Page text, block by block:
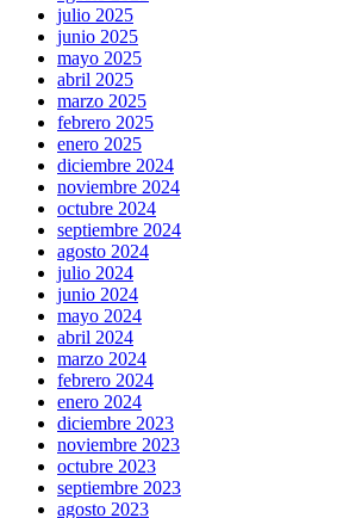
julio 2025
junio 2025
mayo 2025
abril 2025
marzo 2025
febrero 2025
enero 2025
diciembre 2024
noviembre 2024
octubre 2024
septiembre 2024
agosto 2024
julio 2024
junio 2024
mayo 2024
abril 2024
marzo 2024
febrero 2024
enero 2024
diciembre 2023
noviembre 2023
octubre 2023
septiembre 2023
agosto 2023